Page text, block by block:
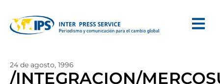
24 de agosto, 1996
/INTEGRACION/